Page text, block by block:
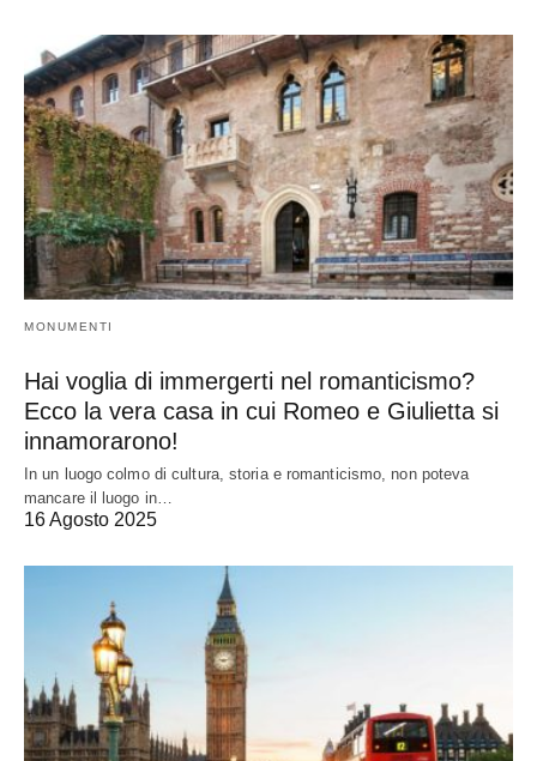
MONUMENTI
Hai voglia di immergerti nel romanticismo?
Ecco la vera casa in cui Romeo e Giulietta si
innamorarono!
In un luogo colmo di cultura, storia e romanticismo, non poteva
mancare il luogo in…
16 Agosto 2025